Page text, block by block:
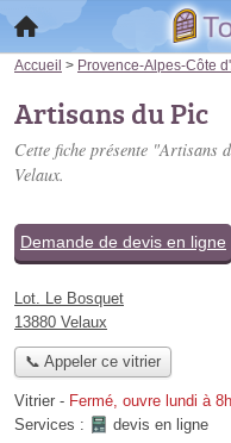
Accueil > Provence-Alpes-Côte
Artisans du Pic
Cette fiche présente "Artisans
Velaux.
Demande de devis en ligne
Lot. Le Bosquet
13880 Velaux
📞 Appeler ce vitrier
Vitrier - Fermé, ouvre lundi à
Services :
devis en ligne